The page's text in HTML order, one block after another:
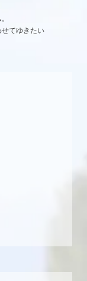
てゆきたい